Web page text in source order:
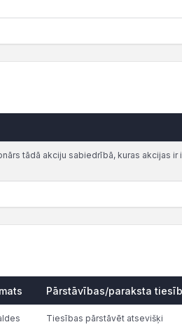
tādā akciju sabiedrībā, kuras akcijas
Pārstāvības/paraksta
Tiesības pārstāvēt atsevišķi